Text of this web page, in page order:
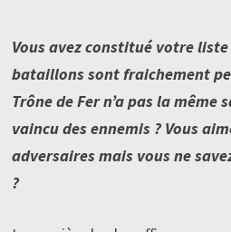
Vous avez constitué votre liste
bataillons sont fraichement
Trône de Fer n’a pas la même
vaincu des ennemis ? Vous
adversaires mais vous ne
?